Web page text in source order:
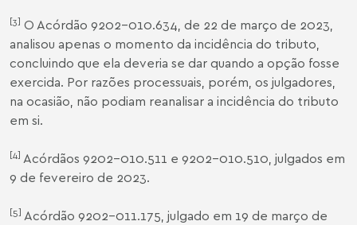
[3] O Acórdão 9202-010.634, de 22 de março de 2023,
analisou apenas o momento da incidência do tributo,
concluindo que ela deveria se dar quando a opção fosse
exercida. Por razões processuais, porém, os julgadores,
na ocasião, não podiam reanalisar a incidência do tributo
em si.
[4] Acórdãos 9202-010.511 e 9202-010.510, julgados em
9 de fevereiro de 2023.
[5] Acórdão 9202-011.175, julgado em 19 de março de